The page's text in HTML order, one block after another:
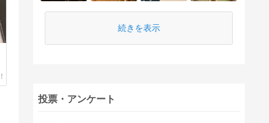
続きを表示
投票・アンケート